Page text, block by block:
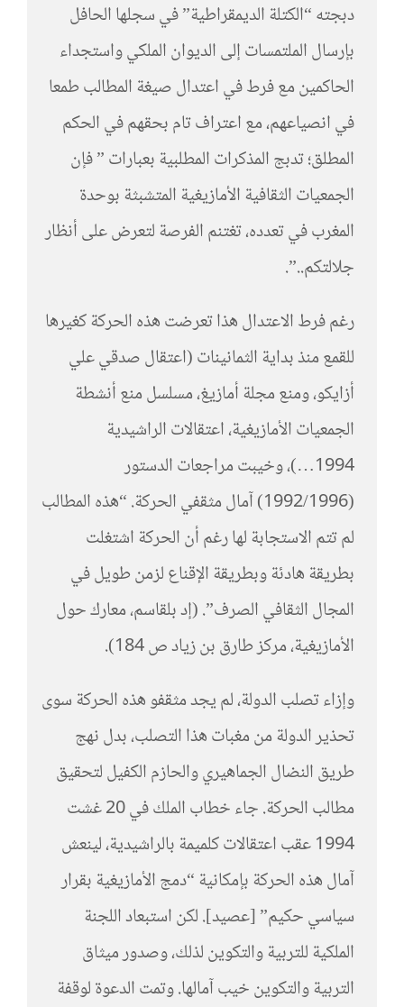
دبجته “الكتلة الديمقراطية” في سجلها الحافل
بإرسال الملتمسات إلى الديوان الملكي واستجداء
الحاكمين مع فرط في اعتدال صيغة المطالب طمعا
في انصياعهم، مع اعتراف تام بحقهم في الحكم
المطلق؛ تدبج المذكرات المطلبية بعبارات ” فإن
الجمعيات الثقافية الأمازيغية المتشبثة بوحدة
المغرب في تعدده، تغتنم الفرصة لتعرض على أنظار
جلالتكم..”.
رغم فرط الاعتدال هذا تعرضت هذه الحركة كغيرها
للقمع منذ بداية الثمانينات (اعتقال صدقي علي
أزايكو، ومنع مجلة أمازيغ، مسلسل منع أنشطة
الجمعيات الأمازيغية، اعتقالات الراشيدية
1994…)، وخيبت مراجعات الدستور
(1992/1996) آمال مثقفي الحركة. “هذه المطالب
لم تتم الاستجابة لها رغم أن الحركة اشتغلت
بطريقة هادئة وبطريقة الإقناع لزمن طويل في
المجال الثقافي الصرف”. (إد بلقاسم، معارك حول
الأمازيغية، مركز طارق بن زياد ص 184).
وإزاء تصلب الدولة، لم يجد مثقفو هذه الحركة سوى
تحذير الدولة من مغبات هذا التصلب، بدل نهج
طريق النضال الجماهيري والحازم الكفيل لتحقيق
مطالب الحركة. جاء خطاب الملك في 20 غشت
1994 عقب اعتقالات كلميمة بالراشيدية، لينعش
آمال هذه الحركة بإمكانية “دمج الأمازيغية بقرار
سياسي حكيم” [عصيد]. لكن استبعاد اللجنة
الملكية للتربية والتكوين لذلك، وصدور ميثاق
التربية والتكوين خيب آمالها. وتمت الدعوة لوقفة